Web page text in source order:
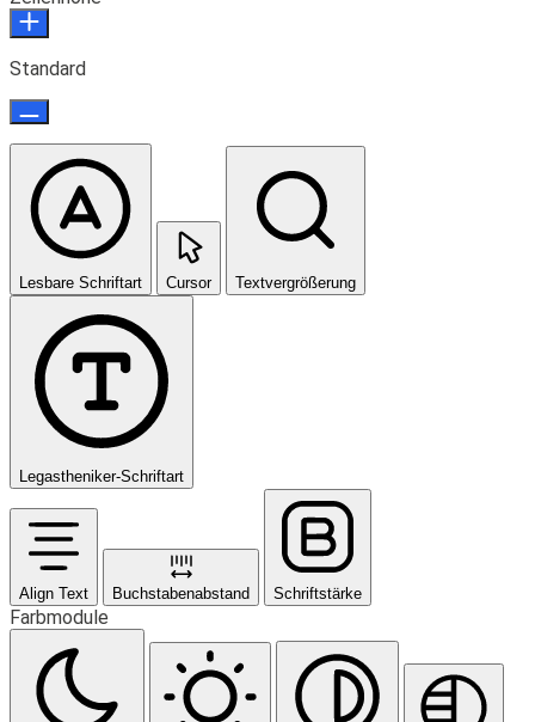
Standard
Lesbare Schriftart Cursor Textvergrößerung
Legastheniker-Schriftart
Align Text Buchstabenabstand Schriftstärke
Farbmodule